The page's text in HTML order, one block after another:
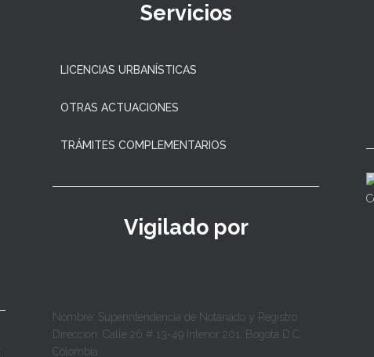
Servicios
LICENCIAS URBANÍSTICAS
OTRAS ACTUACIONES
TRÁMITES COMPLEMENTARIOS
Vigilado por
Nombre: Superintendencia de Notariado y Registro
Dirección: Calle 26 # 13-49 Interior 201, Bogotá D.C.
Colombia.